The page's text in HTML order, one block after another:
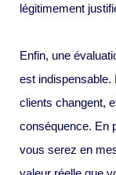
légitimement
Enfin, une
est indispensable.
clients changent,
conséquence. En
vous serez en